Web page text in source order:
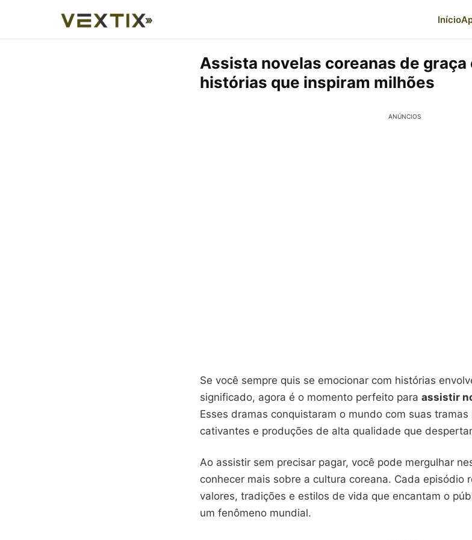
Início
Assista novelas coreanas de graça
histórias que inspiram milhões
ANÚNCIOS
Se você sempre quis se emocionar com histórias
significado, agora é o momento perfeito para assistir
Esses dramas conquistaram o mundo com suas
cativantes e produções de alta qualidade que
Ao assistir sem precisar pagar, você pode mergulhar
conhecer mais sobre a cultura coreana. Cada episódio
valores, tradições e estilos de vida que encantam o
um fenômeno mundial.